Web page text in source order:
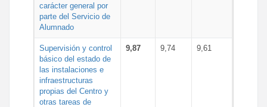
carácter general por
parte del Servicio de
Alumnado
Supervisión y control
básico del estado de
las instalaciones e
infraestructuras
propias del Centro y
otras tareas de
9,87 9,74 9,61